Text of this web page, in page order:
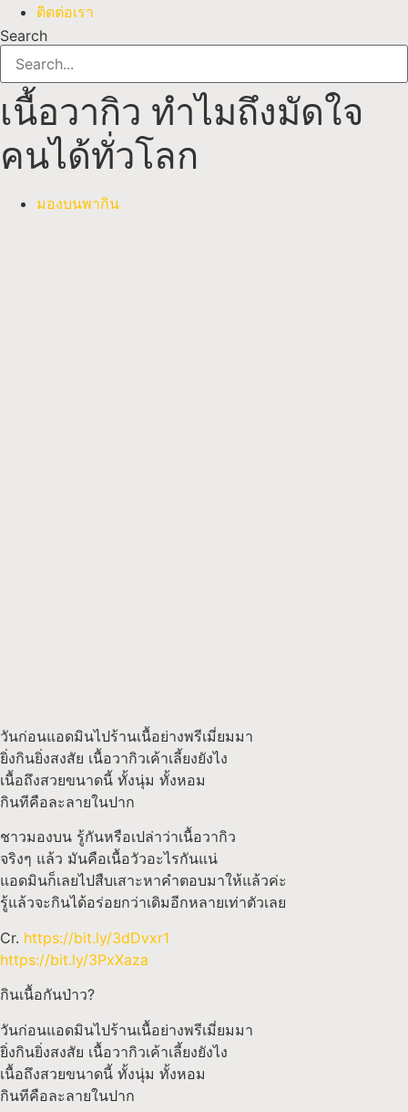
ติดต่อเรา
Search
เนื้อวากิว ทำไมถึงมัดใจ
คนได้ทั่วโลก
มองบนพากิน
วันก่อนแอดมินไปร้านเนื้อย่างพรีเมี่ยมมา
ยิ่งกินยิ่งสงสัย เนื้อวากิวเค้าเลี้ยงยังไง
เนื้อถึงสวยขนาดนี้ ทั้งนุ่ม ทั้งหอม
กินทีคือละลายในปาก
ชาวมองบน รู้กันหรือเปล่าว่าเนื้อวากิว
จริงๆ แล้ว มันคือเนื้อวัวอะไรกันแน่
แอดมินก็เลยไปสืบเสาะหาคำตอบมาให้แล้วค่ะ
รู้แล้วจะกินได้อร่อยกว่าเดิมอีกหลายเท่าตัวเลย
Cr. https://bit.ly/3dDvxr1
https://bit.ly/3PxXaza
กินเนื้อกันป่าว?
วันก่อนแอดมินไปร้านเนื้อย่างพรีเมี่ยมมา
ยิ่งกินยิ่งสงสัย เนื้อวากิวเค้าเลี้ยงยังไง
เนื้อถึงสวยขนาดนี้ ทั้งนุ่ม ทั้งหอม
กินทีคือละลายในปาก